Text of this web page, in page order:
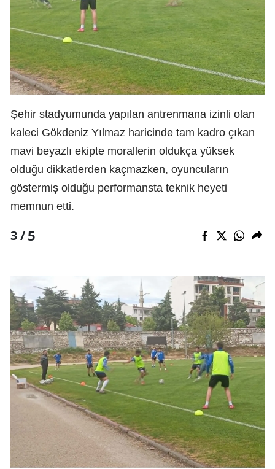
Şehir stadyumunda yapılan antrenmana izinli olan
kaleci Gökdeniz Yılmaz haricinde tam kadro çıkan
mavi beyazlı ekipte morallerin oldukça yüksek
olduğu dikkatlerden kaçmazken, oyuncuların
göstermiş olduğu performansta teknik heyeti
memnun etti.
3 /5